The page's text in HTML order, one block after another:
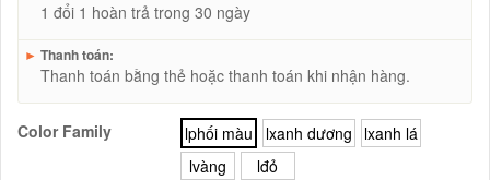
1 đổi 1 hoàn trả trong 30 ngày
► Thanh toán:
Thanh toán bằng thẻ hoặc thanh toán khi nhận hàng.
Color Family lphối màu lxanh dương
lxanh lá
lvàng
lđỏ